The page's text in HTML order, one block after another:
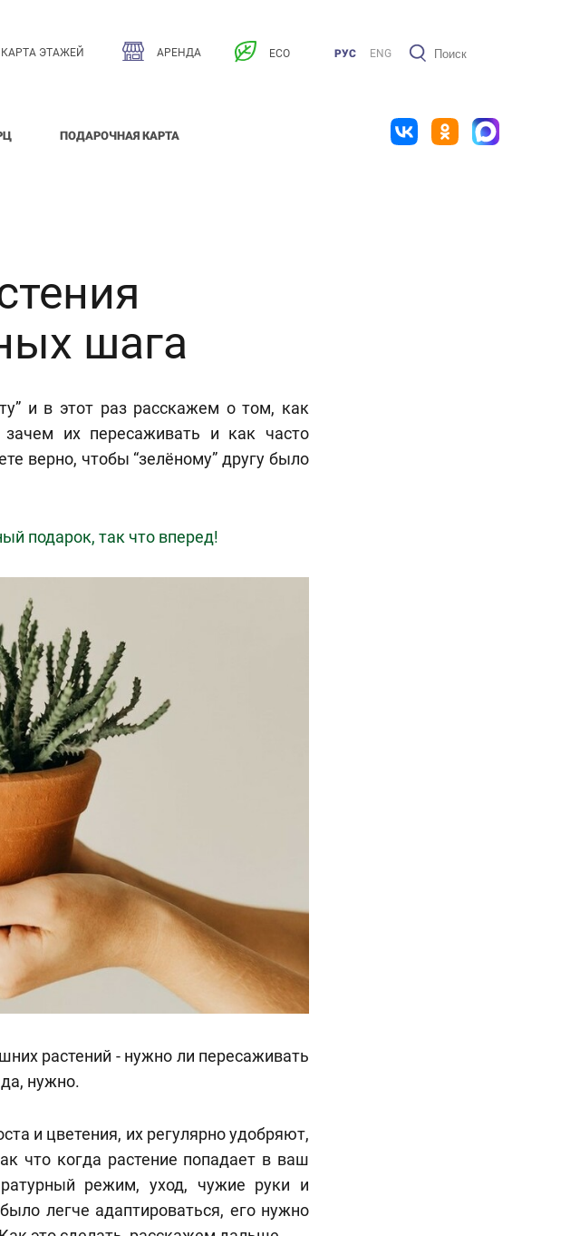
КАРТА ЭТАЖЕЙ АРЕНДА ECO РУС ENG
ПОДАРОЧНАЯ КАРТА
шага
и в этот раз расскажем о том, как
зачем их пересаживать и как часто
верно, чтобы “зелёному” другу было
подарок, так что вперед!
растений - нужно ли пересаживать
нужно.
и цветения, их регулярно удобряют,
что когда растение попадает в ваш
режим, уход, чужие руки и
легче адаптироваться, его нужно